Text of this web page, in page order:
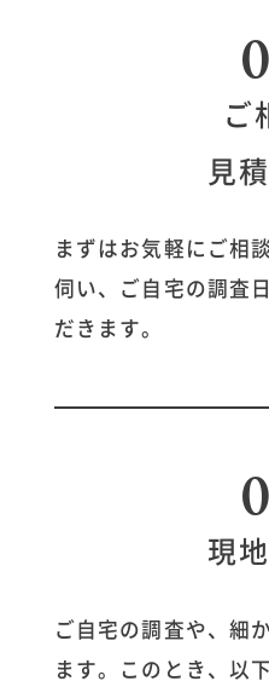
ご
見
まずはお気軽にご相
伺い、ご自宅の調査
だきます。
現
ご自宅の調査や、細
ます。 このとき、以